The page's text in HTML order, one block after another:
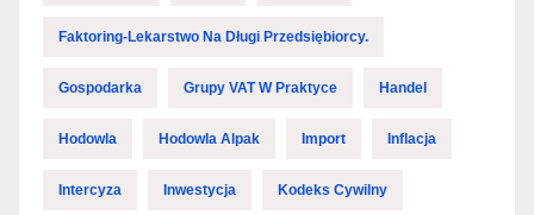
Faktoring-Lekarstwo Na Długi Przedsiębiorcy.
Gospodarka Grupy VAT W Praktyce Handel
Hodowla Hodowla Alpak Import Inflacja
Intercyza Inwestycja Kodeks Cywilny